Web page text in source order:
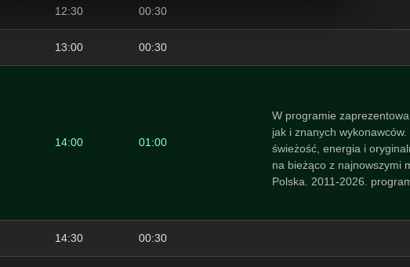
12:30 00:30
13:00 00:30
14:00 01:00
W programie
jak i znanych
świeżość, energia i
na bieżąco z najnowszymi
Polska. 2011-2026.
14:30 00:30